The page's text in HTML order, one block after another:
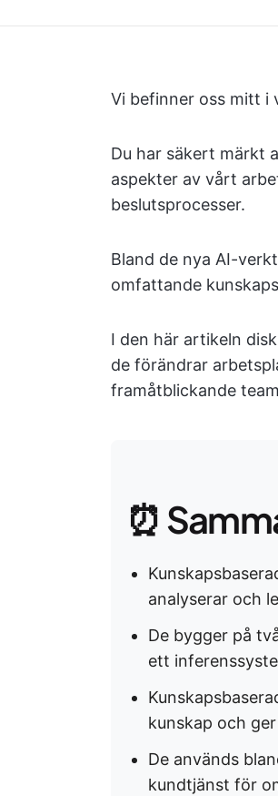
Vi befinner oss mitt i
Du har säkert märkt
aspekter av vårt
beslutsprocesser.
Bland de nya AI-
omfattande
I den här artikeln
de förändrar
framåtblickande
⏰
analyserar och
De bygger på
ett
kunskap och
De används
kundtjänst för